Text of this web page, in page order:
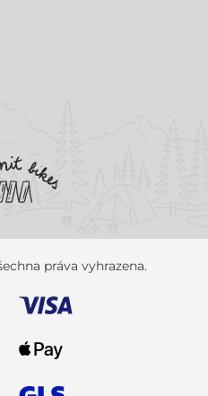
práva vyhrazena.